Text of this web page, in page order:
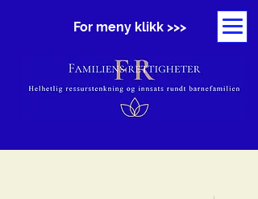
For meny klikk >>>